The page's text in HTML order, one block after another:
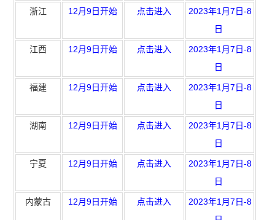
浙江 12月9日开始 点击进入
2023年1月7日-8
日
江西 12月9日开始 点击进入
2023年1月7日-8
日
福建 12月9日开始 点击进入
2023年1月7日-8
日
湖南 12月9日开始 点击进入
2023年1月7日-8
日
宁夏 12月9日开始 点击进入
2023年1月7日-8
日
内蒙古 12月9日开始 点击进入
2023年1月7日-8